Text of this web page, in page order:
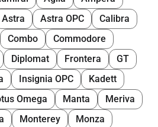
Astra Astra OPC
Calibra
Combo
Commodore
Diplomat Frontera
GT
Insignia OPC
Kadett
Omega Manta
Meriva
Monterey
Monza